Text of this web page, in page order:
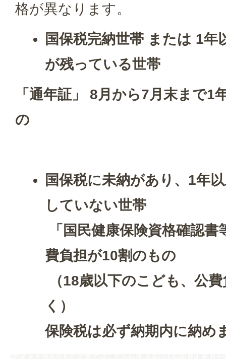
格が異なります。
国保税完納世帯 または 1年
が残っている世帯
「通年証」 8月から7月末まで1
の
国保税に未納があり、1年
していない世帯
「国民健康保険資格確認
費負担が10割のもの
（18歳以下のこども、公
く）
保険税は必ず納期内に納め